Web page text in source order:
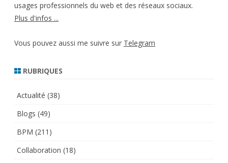
usages professionnels du web et des réseaux sociaux.
Plus d'infos ...
Vous pouvez aussi me suivre sur Telegram
RUBRIQUES
Actualité (38)
Blogs (49)
BPM (211)
Collaboration (18)